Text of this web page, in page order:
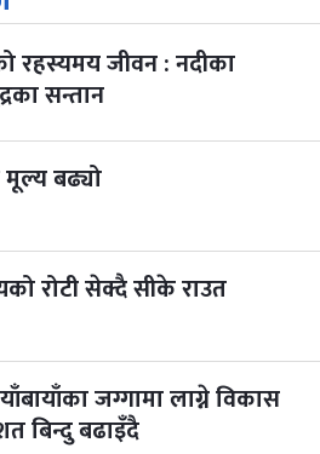
2027
७ महिना बाँकी
रहस्यमय जीवन : नदीका
सन्तान
बढ्यो
रोटी सेक्दै सीके राउत
जग्गामा लाग्ने विकास
बिन्दु बढाइँदै